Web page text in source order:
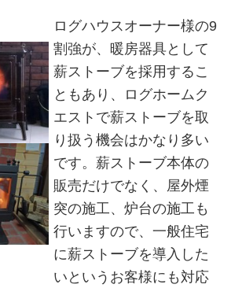
ログハウスオーナー様の9
割強が、暖房器具として
薪ストーブを採用するこ
ともあり、ログホームク
エストで薪ストーブを取
り扱う機会はかなり多い
です。薪ストーブ本体の
販売だけでなく、屋外煙
突の施工、炉台の施工も
行いますので、一般住宅
に薪ストーブを導入した
いというお客様にも対応